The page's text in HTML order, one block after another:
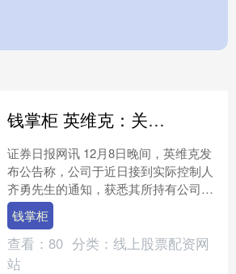
钱掌柜 英维克：关于股东部分股份解除质押的公告
证券日报网讯 12月8日晚间，英维克发
布公告称，公司于近日接到实际控制人
齐勇先生的通知，获悉其所持有公司的
部分股份办理解除质押业务，本次解除
质押股份数量为4，5....
钱掌柜
查看： 80 分类： 线上股票配资网
站